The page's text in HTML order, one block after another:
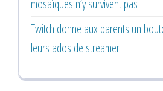
mosaïques n’y survivent pas
Twitch donne aux parents un
leurs ados de streamer